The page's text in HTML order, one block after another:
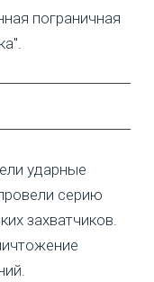
пограничная
ударные
серию
захватчиков.